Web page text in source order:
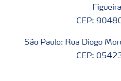
CEP:
São Paulo: Rua Diogo
CEP: